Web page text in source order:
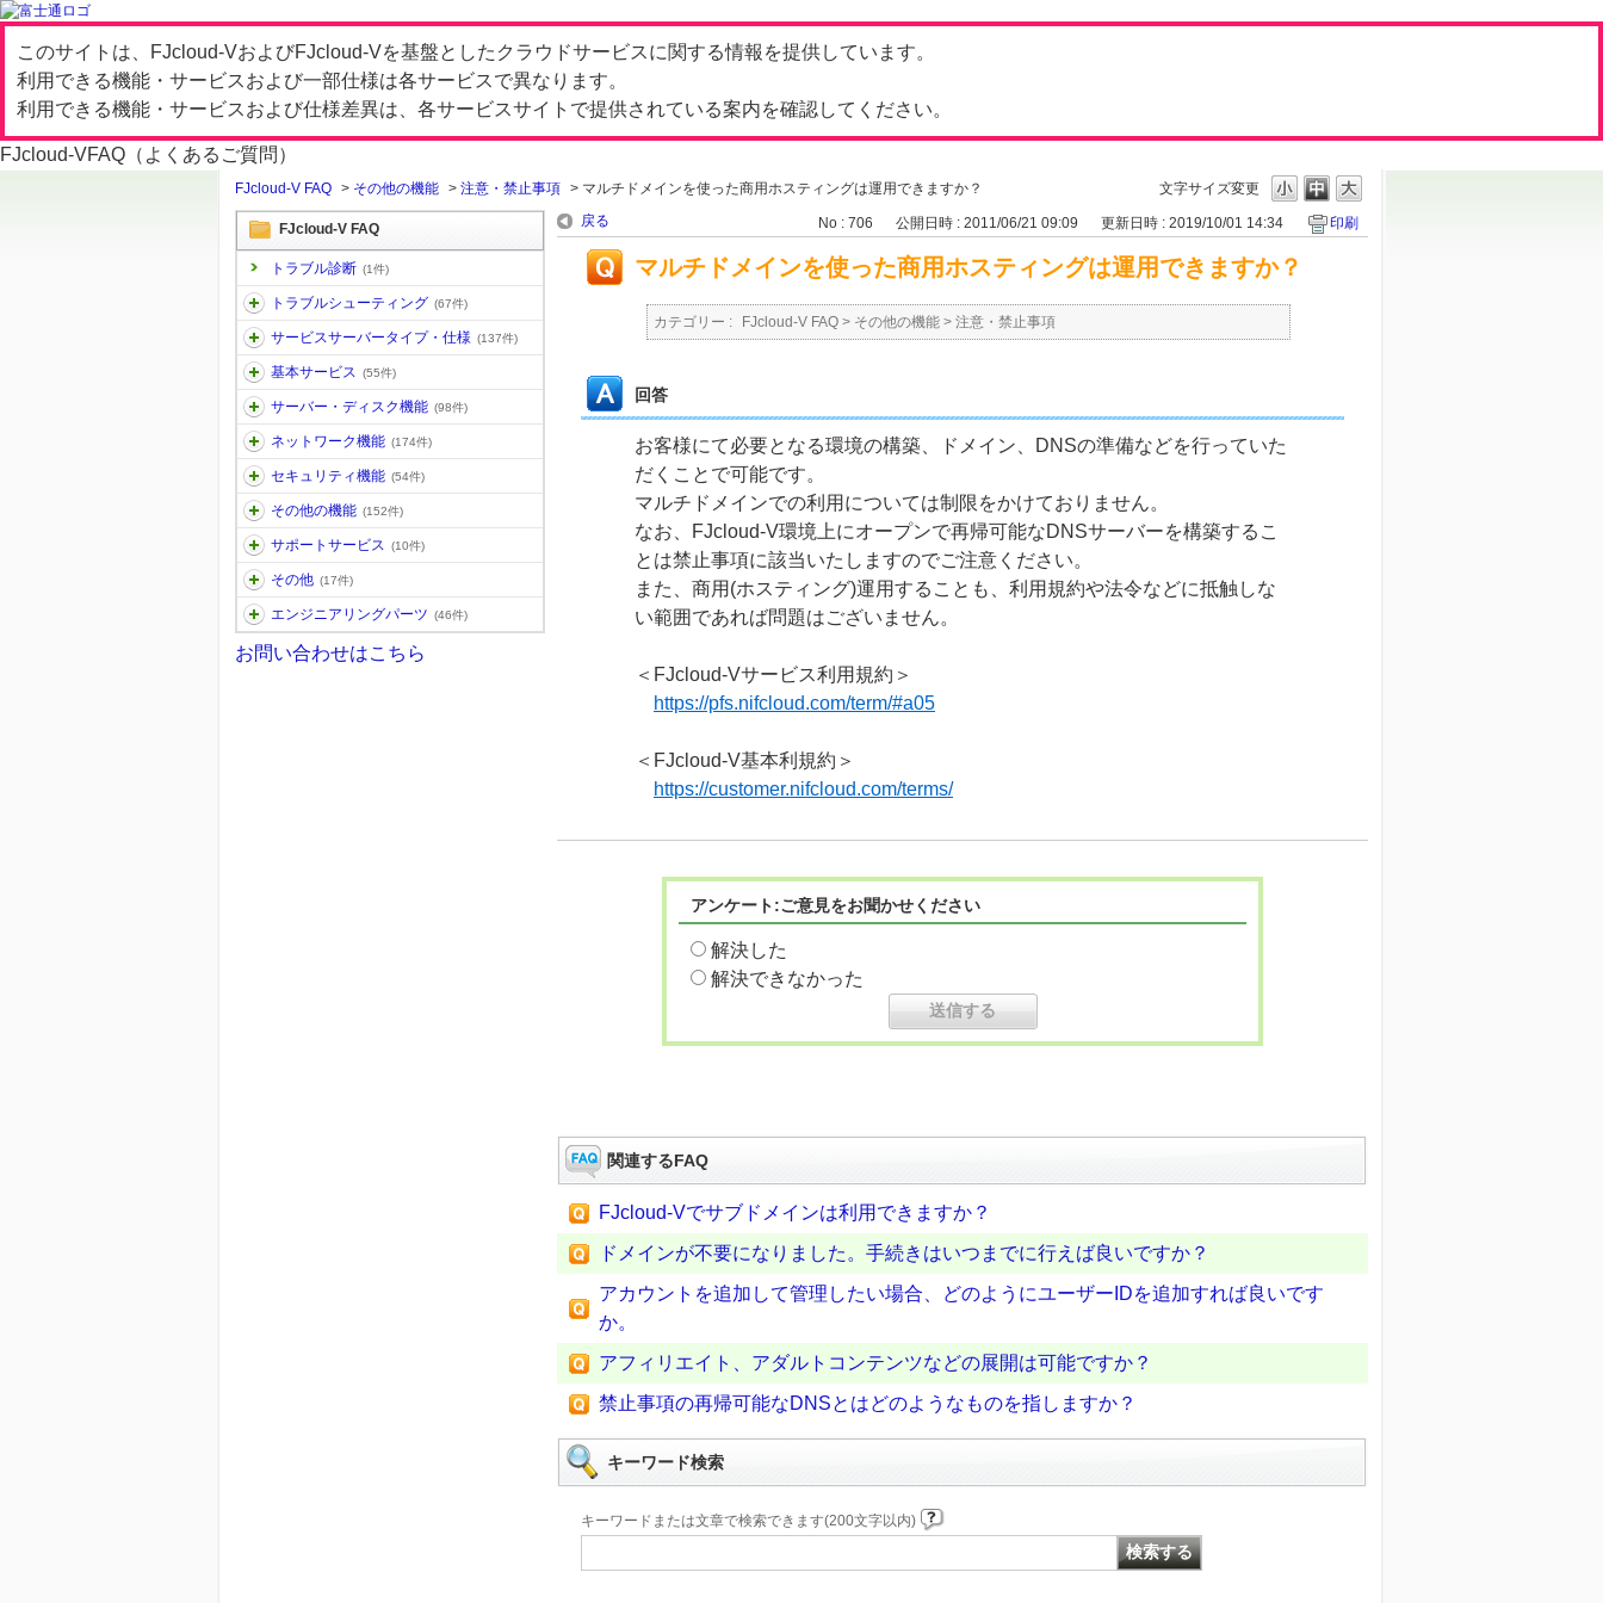
このサイトは、FJcloud-VおよびFJcloud-Vを基盤としたクラウドサービスに関する情報を提供しています。
利用できる機能・サービスおよび一部仕様は各サービスで異なります。
利用できる機能・サービスおよび仕様差異は、各サービスサイトで提供されている案内を確認してください。
FJcloud-VFAQ（よくあるご質問）
文字サイズ変更
FJcloud-V FAQ > その他の機能 > 注意・禁止事項 > マルチドメインを使った商用ホスティングは運用できますか？
FJcloud-V FAQ
トラブル診断 (1件)
トラブルシューティング (67件)
サービスサーバータイプ・仕様 (137件)
基本サービス (55件)
サーバー・ディスク機能 (98件)
ネットワーク機能 (174件)
セキュリティ機能 (54件)
その他の機能 (152件)
サポートサービス (10件)
その他 (17件)
エンジニアリングパーツ (46件)
お問い合わせはこちら
戻る No : 706 公開日時 : 2011/06/21 09:09 更新日時 : 2019/10/01 14:34 印刷
マルチドメインを使った商用ホスティングは運用できますか？
カテゴリー : FJcloud-V FAQ > その他の機能 > 注意・禁止事項
回答
お客様にて必要となる環境の構築、ドメイン、DNSの準備などを行っていた
だくことで可能です。
マルチドメインでの利用については制限をかけておりません。
なお、FJcloud-V環境上にオープンで再帰可能なDNSサーバーを構築するこ
とは禁止事項に該当いたしますのでご注意ください。
また、商用(ホスティング)運用することも、利用規約や法令などに抵触しな
い範囲であれば問題はございません。
＜FJcloud-Vサービス利用規約＞
https://pfs.nifcloud.com/term/#a05
＜FJcloud-V基本利規約＞
https://customer.nifcloud.com/terms/
アンケート:ご意見をお聞かせください
解決した
解決できなかった
関連するFAQ
FJcloud-Vでサブドメインは利用できますか？
ドメインが不要になりました。手続きはいつまでに行えば良いですか？
アカウントを追加して管理したい場合、どのようにユーザーIDを追加すれば良いです
か。
アフィリエイト、アダルトコンテンツなどの展開は可能ですか？
禁止事項の再帰可能なDNSとはどのようなものを指しますか？
キーワード検索
キーワードまたは文章で検索できます(200文字以内)